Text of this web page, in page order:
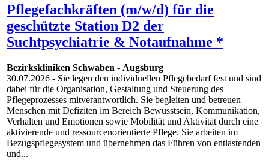
Pflegefachkräften (m/w/d) für die
geschützte Station D2 der
Suchtpsychiatrie & Notaufnahme *
Bezirkskliniken Schwaben - Augsburg
30.07.2026 - Sie legen den individuellen Pflegebedarf fest und sind
dabei für die Organisation, Gestaltung und Steuerung des
Pflegeprozesses mitverantwortlich. Sie begleiten und betreuen
Menschen mit Defiziten im Bereich Bewusstsein, Kommunikation,
Verhalten und Emotionen sowie Mobilität und Aktivität durch eine
aktivierende und ressourcenorientierte Pflege. Sie arbeiten im
Bezugspflegesystem und übernehmen das Führen von entlastenden
und...